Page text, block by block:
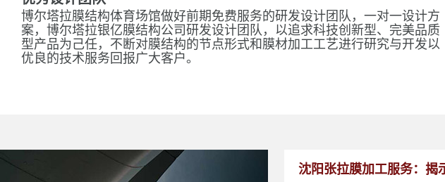
博尔塔拉膜结构体育场馆做好前期免费服务的研发设计团队，一对一设计方
案，博尔塔拉银亿膜结构公司研发设计团队，以追求科技创新型、完美品质
型产品为己任，不断对膜结构的节点形式和膜材加工工艺进行研究与开发以
优良的技术服务回报广大客户。
沈阳张拉膜加工服务：揭